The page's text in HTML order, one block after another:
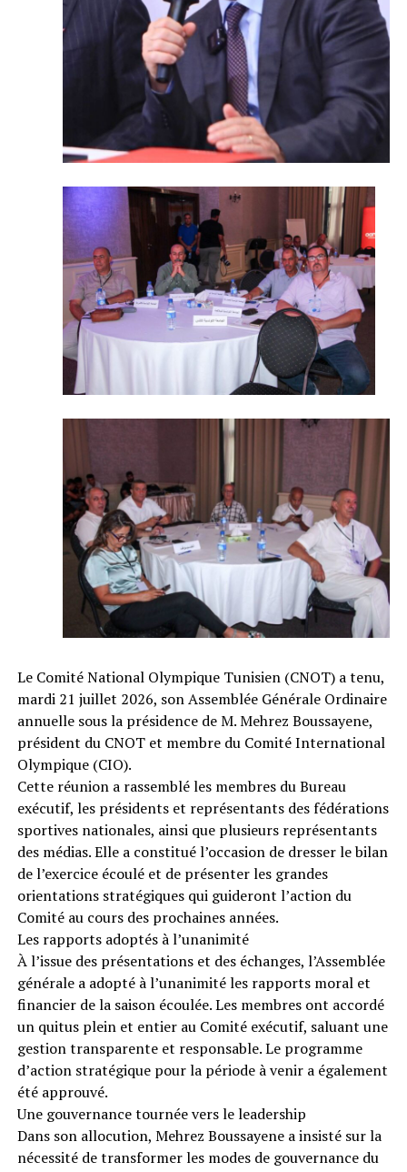
Le Comité National Olympique Tunisien (CNOT) a tenu,
mardi 21 juillet 2026, son Assemblée Générale Ordinaire
annuelle sous la présidence de M. Mehrez Boussayene,
président du CNOT et membre du Comité International
Olympique (CIO).
Cette réunion a rassemblé les membres du Bureau
exécutif, les présidents et représentants des fédérations
sportives nationales, ainsi que plusieurs représentants
des médias. Elle a constitué l’occasion de dresser le bilan
de l’exercice écoulé et de présenter les grandes
orientations stratégiques qui guideront l’action du
Comité au cours des prochaines années.
Les rapports adoptés à l’unanimité
À l’issue des présentations et des échanges, l’Assemblée
générale a adopté à l’unanimité les rapports moral et
financier de la saison écoulée. Les membres ont accordé
un quitus plein et entier au Comité exécutif, saluant une
gestion transparente et responsable. Le programme
d’action stratégique pour la période à venir a également
été approuvé.
Une gouvernance tournée vers le leadership
Dans son allocution, Mehrez Boussayene a insisté sur la
nécessité de transformer les modes de gouvernance du